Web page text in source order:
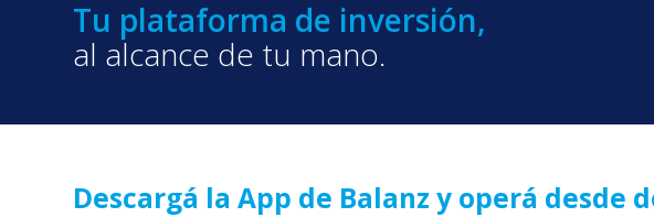
Tu plataforma de inversión,
al alcance de tu mano.
Descargá la App de Balanz y operá desde